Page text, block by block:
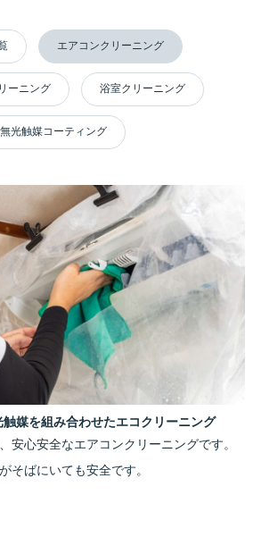
エアコンクリーニング
ーニング 浴室クリーニング
無光触媒コーティング
媒を組み合わせたエコクリーニング
安心安全なエアコンクリーニングです。
そばにいても安全です。